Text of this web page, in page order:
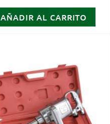
AÑADIR AL CARRITO